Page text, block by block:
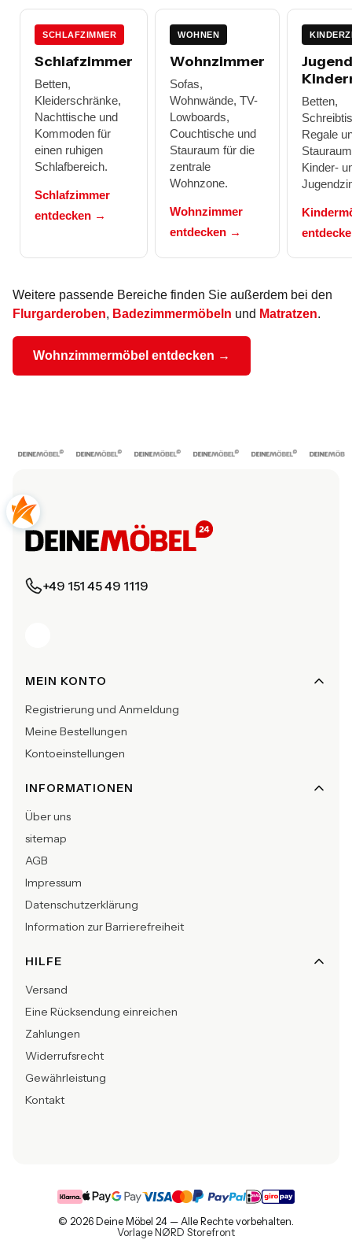
SCHLAFZIMMER
Schlafzimmer
Betten,
Kleiderschränke,
Nachttische und
Kommoden für
einen ruhigen
Schlafbereich.
Schlafzimmer
entdecken →
WOHNEN
Wohnzimmer
Sofas,
Wohnwände, TV-
Lowboards,
Couchtische und
Stauraum für die
zentrale
Wohnzone.
Wohnzimmer
entdecken →
Betten,
Regale
Kinder-
Weitere passende Bereiche finden Sie außerdem bei den
Flurgarderoben, Badezimmermöbeln und Matratzen.
Wohnzimmermöbel entdecken →
+49 151 45 49 1119
Fußzeilenmenü
MEIN KONTO
Registrierung und Anmeldung
Meine Bestellungen
Kontoeinstellungen
INFORMATIONEN
Über uns
sitemap
AGB
Impressum
Datenschutzerklärung
Information zur Barrierefreiheit
HILFE
Versand
Eine Rücksendung einreichen
Zahlungen
Widerrufsrecht
Gewährleistung
Kontakt
© 2026 Deine Möbel 24 — Alle Rechte vorbehalten.
Vorlage NØRD Storefront